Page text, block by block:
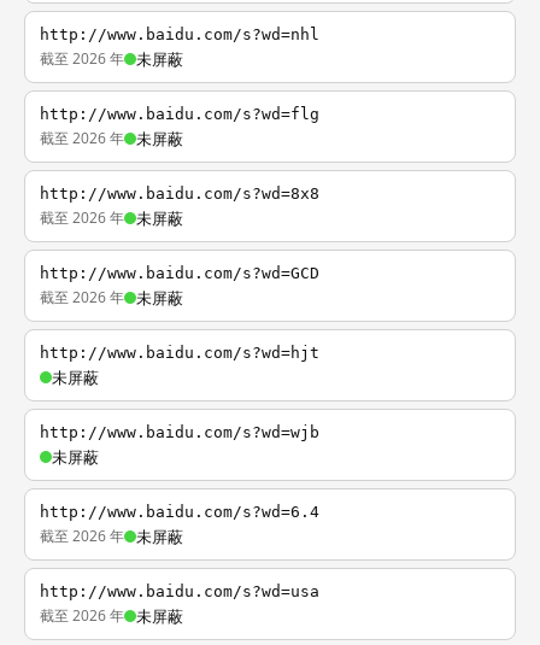
http://www.baidu.com/s?wd=nhl
截至 2026 年 未屏蔽
http://www.baidu.com/s?wd=flg
截至 2026 年 未屏蔽
http://www.baidu.com/s?wd=8x8
截至 2026 年 未屏蔽
http://www.baidu.com/s?wd=GCD
截至 2026 年 未屏蔽
http://www.baidu.com/s?wd=hjt
未屏蔽
http://www.baidu.com/s?wd=wjb
未屏蔽
http://www.baidu.com/s?wd=6.4
截至 2026 年 未屏蔽
http://www.baidu.com/s?wd=usa
截至 2026 年 未屏蔽